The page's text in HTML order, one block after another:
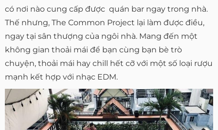
có nơi nào cung cấp được quán bar ngay trong nhà.
Thế nhưng, The Common Project lại làm được điều,
ngay tại sân thượng của ngôi nhà. Mang đến một
không gian thoải mái để bạn cùng bạn bè trò
chuyện, thoải mái hay chill hết cỡ với một số loại rượu
mạnh kết hợp với nhạc EDM.